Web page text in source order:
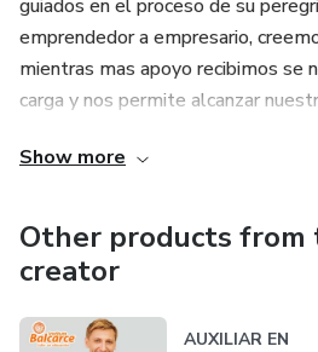
guiados en el proceso de su
emprendedor a empresario,
mientras mas apoyo recibimos se
carga y nos permite alcanzar
Show more
Other products from
creator
AUXILIAR EN